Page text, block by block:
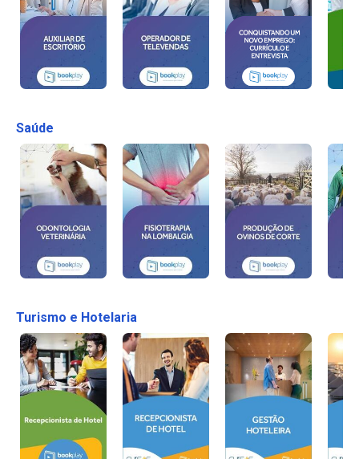
Saúde
Turismo e Hotelaria